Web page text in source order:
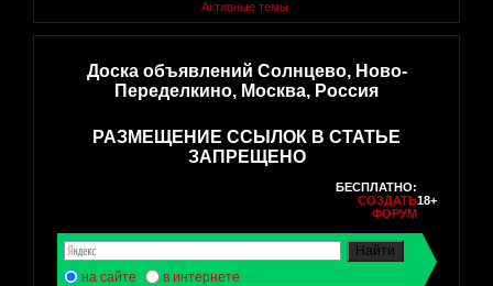
Активные темы
Доска объявлений Солнцево, Ново-
Переделкино, Москва, Россия
РАЗМЕЩЕНИЕ ССЫЛОК В СТАТЬЕ
ЗАПРЕЩЕНО
БЕСПЛАТНО:
СОЗДАТЬ
ФОРУМ
18+
на сайте в интернете